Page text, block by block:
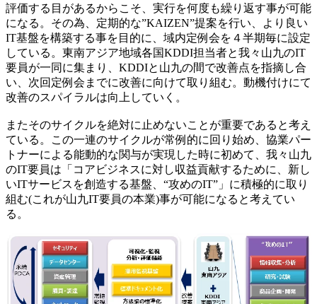
評価する目があるからこそ、実行を何度も繰り返す事が可能
になる。その為、定期的な”KAIZEN”提案を行い、より良い
IT基盤を構築する事を目的に、域内定例会を４半期毎に設定
している。東南アジア地域各国KDDI担当者と我々山九のIT
要員が一同に集まり、KDDIと山九の間で改善点を指摘し合
い、次回定例会までに改善に向けて取り組む。動機付けにて
改善のスパイラルは向上していく。
またそのサイクルを絶対に止めないことが重要であると考え
ている。この一連のサイクルが常例的に回り始め、協業パー
トナーによる能動的な関与が実現した時に初めて、我々山九
のIT要員は「コアビジネスに対し収益貢献するために、新し
いITサービスを創造する基盤、“攻めのIT”」に積極的に取り
組む(これが山九IT要員の本業)事が可能になると考えてい
る。